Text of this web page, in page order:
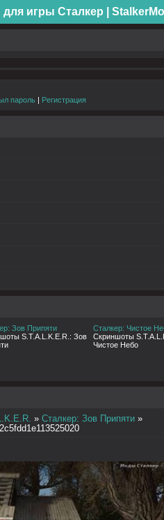
игры Сталкер |
пароль | Регистрация
Зов Припяти
S.T.A.L.K.E.R.: Зов
Сталкер: Чистое
Скриншоты
Чистое Небо
» Сталкер: Зов Припяти »